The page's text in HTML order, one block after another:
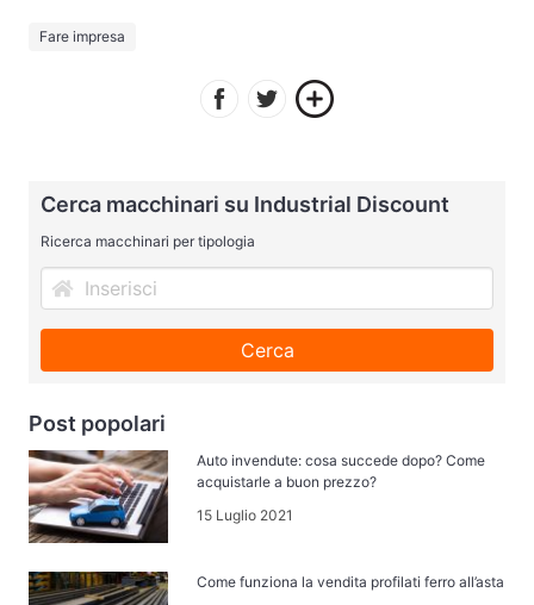
Fare impresa
Cerca macchinari su Industrial Discount
Ricerca macchinari per tipologia
Cerca
Post popolari
Auto invendute: cosa succede dopo? Come
acquistarle a buon prezzo?
15 Luglio 2021
Come funziona la vendita profilati ferro all’asta